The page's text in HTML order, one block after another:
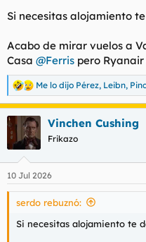
Si necesitas alojamiento
Acabo de mirar vuelos a
Casa @Ferris pero
R
e
a
c
c
i
e
s
Me lo dijo Pérez, Leibn,
Vinchen Cushing
Frikazo
10 Jul 2026
serdo rebuznó:
Si necesitas alojamiento te